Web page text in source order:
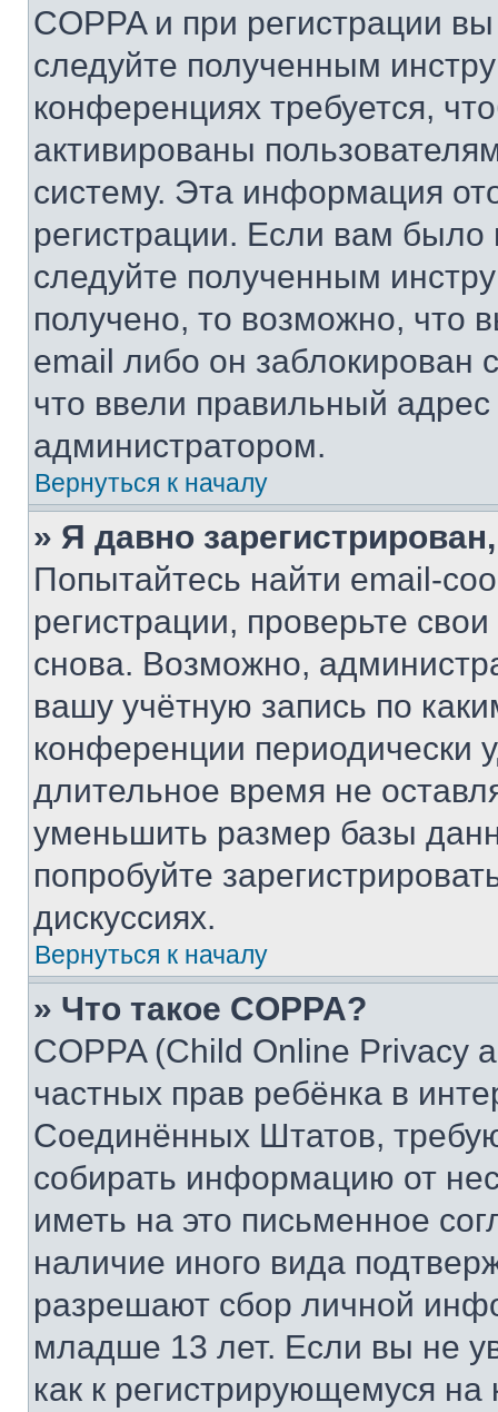
COPPA и при регистрации
следуйте полученным
конференциях требуется,
активированы
систему. Эта информация
регистрации. Если вам
следуйте полученным
получено, то возможно, что
email либо он
что ввели правильный адрес
администратором.
Вернуться к началу
» Я давно
Попытайтесь найти email-
регистрации, проверьте
снова. Возможно,
вашу учётную запись по
конференции периодически
длительное время не
уменьшить размер базы
попробуйте
дискуссиях.
Вернуться к началу
» Что такое COPPA?
COPPA (Child Online Privacy
частных прав ребёнка в
Соединённых Штатов,
собирать информацию от
иметь на это письменное
наличие иного вида
разрешают сбор личной
младше 13 лет. Если вы не
как к регистрирующемуся